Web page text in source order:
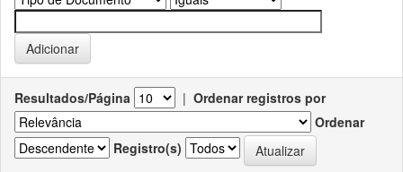
Resultados/Página | Ordenar registros por
Ordenar
Registro(s)